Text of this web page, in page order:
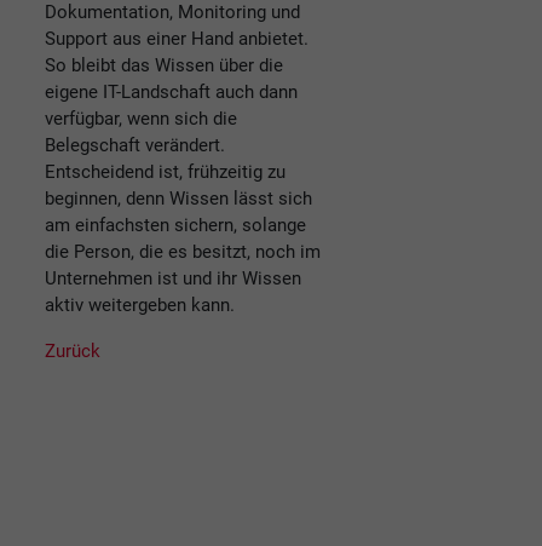
Dokumentation, Monitoring und
Support aus einer Hand anbietet.
So bleibt das Wissen über die
eigene IT-Landschaft auch dann
verfügbar, wenn sich die
Belegschaft verändert.
Entscheidend ist, frühzeitig zu
beginnen, denn Wissen lässt sich
am einfachsten sichern, solange
die Person, die es besitzt, noch im
Unternehmen ist und ihr Wissen
aktiv weitergeben kann.
Zurück